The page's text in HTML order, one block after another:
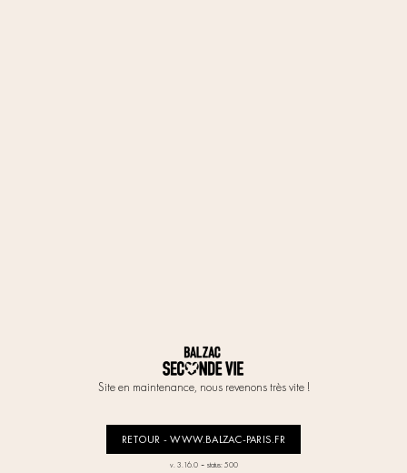
Site en maintenance, nous revenons très vite !
RETOUR - WWW.BALZAC-PARIS.FR
v. 3.16.0- status: 500